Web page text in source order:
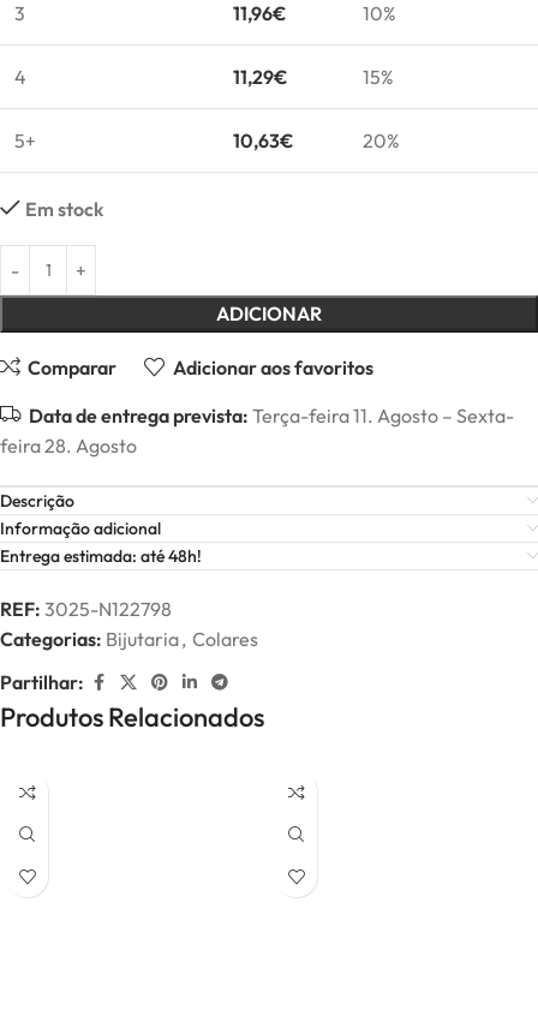
3 11,96€ 10%
4 11,29€ 15%
5+ 10,63€ 20%
Em stock
ADICIONAR
Comparar Adicionar aos favoritos
Data de entrega prevista: Terça-feira 11. Agosto – Sexta-
feira 28. Agosto
Descrição
Informação adicional
Entrega estimada: até 48h!
REF: 3025-N122798
Categorias: Bijutaria, Colares
Partilhar:
Produtos Relacionados